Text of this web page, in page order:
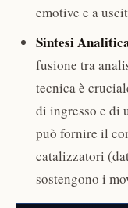
emotive e a
Sintesi
fusione tra
tecnica è
di ingresso e di
può fornire il
catalizzatori
sostengono i